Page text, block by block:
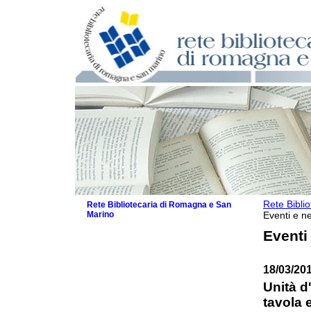
Rete
Eventi e
Eventi
18/03/
Unità
tavola
Rete Bibliotecaria di Romagna e San
Marino